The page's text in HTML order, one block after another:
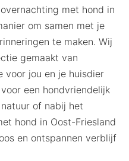
met hond in
om samen met je
te maken. Wij
gemaakt van
voor jou en je huisdier
een hondvriendelijk
of nabij het
hond in Oost-Friesland
en ontspannen verblijf